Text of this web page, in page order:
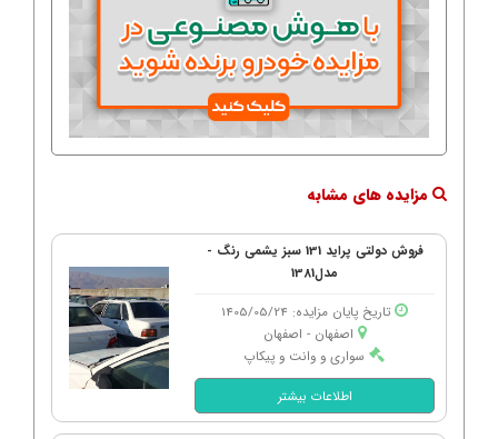
مزایده های مشابه
فروش دولتی پراید 131 سبز یشمی رنگ -
مدل1381
تاریخ پایان مزایده: 1405/05/24
اصفهان - اصفهان
سواری و وانت و پیکاپ
اطلاعات بیشتر